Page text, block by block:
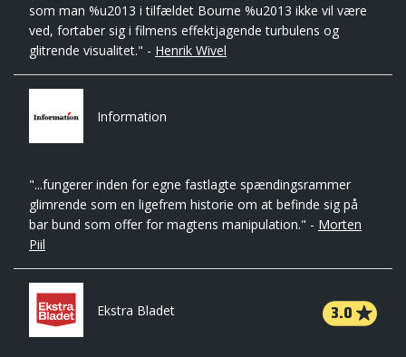
som man %u2013 i tilfældet Bourne %u2013 ikke vil være
ved, fortaber sig i filmens effektjagende turbulens og
glitrende visualitet." - Henrik Wivel
Information
"...fungerer inden for egne fastlagte spændingsrammer
glimrende som en ligefrem historie om at befinde sig på
bar bund som offer for magtens manipulation." - Morten
Piil
Ekstra Bladet 3.0